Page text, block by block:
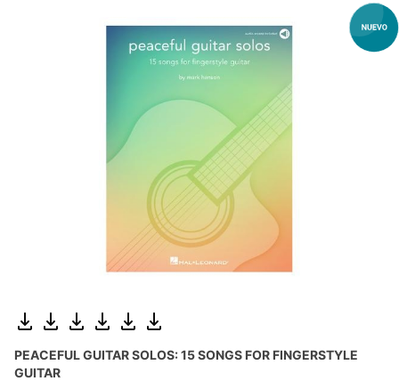
PEACEFUL GUITAR SOLOS: 15 SONGS FOR FINGERSTYLE
GUITAR